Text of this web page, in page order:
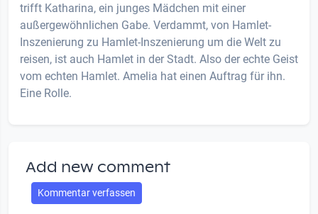
trifft Katharina, ein junges Mädchen mit einer
außergewöhnlichen Gabe. Verdammt, von Hamlet-
Inszenierung zu Hamlet-Inszenierung um die Welt zu
reisen, ist auch Hamlet in der Stadt. Also der echte Geist
vom echten Hamlet. Amelia hat einen Auftrag für ihn.
Eine Rolle.
Add new comment
Kommentar verfassen